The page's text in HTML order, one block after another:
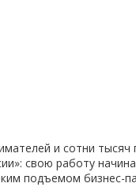
и сотни
свою работу
подъемом бизнес-